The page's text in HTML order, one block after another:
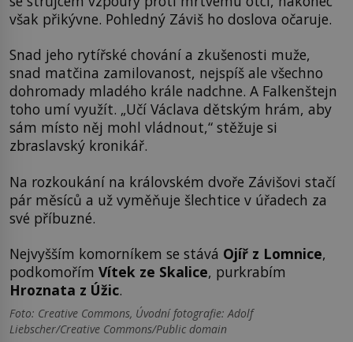
však přikývne. Pohledný Záviš ho doslova očaruje.
Snad jeho rytířské chování a zkušenosti muže,
snad matčina zamilovanost, nejspíš ale všechno
dohromady mladého krále nadchne. A Falkenštejn
toho umí využít. „Učí Václava dětským hrám, aby
sám místo něj mohl vládnout,“ stěžuje si
zbraslavský kronikář.
Na rozkoukání na královském dvoře Závišovi stačí
pár měsíců a už vyměňuje šlechtice v úřadech za
své příbuzné.
Nejvyšším komorníkem se stává Ojíř z Lomnice,
podkomořím Vítek ze Skalice, purkrabím
Hroznata z Úžic.
Foto: Creative Commons, Úvodní fotografie: Adolf
Liebscher/Creative Commons/Public domain